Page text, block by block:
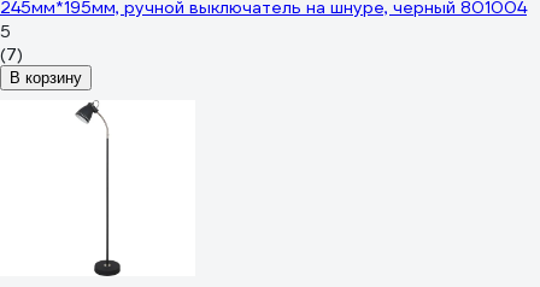
245мм*195мм, ручной выключатель на шнуре, черный 801004
5
(7)
В корзину